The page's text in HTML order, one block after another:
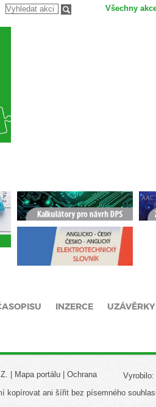
Všechny
INZERCE UZÁVĚRKY
Vyrobilo:
| Mapa portálu
Ochrana
kopírovat ani šířit bez písemného